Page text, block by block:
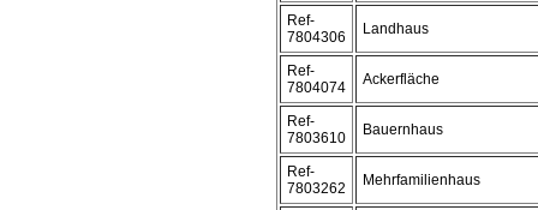
Ref-
7804306
Landhaus
Ref-
7804074
Ackerfläche
Ref-
7803610
Bauernhaus
Ref-
7803262
Mehrfamilienhaus